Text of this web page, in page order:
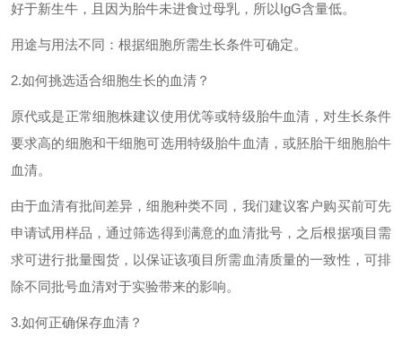
好于新生牛，且因为胎牛未进食过母乳，所以IgG含量低。
用途与用法不同：根据细胞所需生长条件可确定。
2.如何挑选适合细胞生长的血清？
原代或是正常细胞株建议使用优等或特级胎牛血清，对生长条件
要求高的细胞和干细胞可选用特级胎牛血清，或胚胎干细胞胎牛
血清。
由于血清有批间差异，细胞种类不同，我们建议客户购买前可先
申请试用样品，通过筛选得到满意的血清批号，之后根据项目需
求可进行批量囤货，以保证该项目所需血清质量的一致性，可排
除不同批号血清对于实验带来的影响。
3.如何正确保存血清？